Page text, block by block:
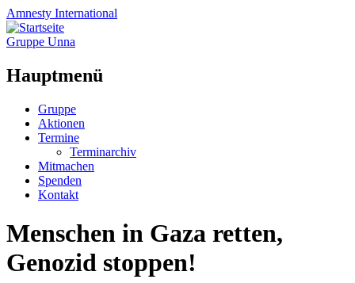
Amnesty International
Gruppe Unna
Hauptmenü
Zum
Inhalt
springen
Gruppe
Aktionen
Termine
Terminarchiv
Mitmachen
Spenden
Kontakt
Menschen in Gaza retten,
Genozid stoppen!